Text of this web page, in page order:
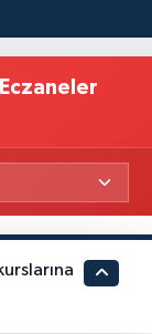
Mutfak Ekipmanları
Albaraka'nın